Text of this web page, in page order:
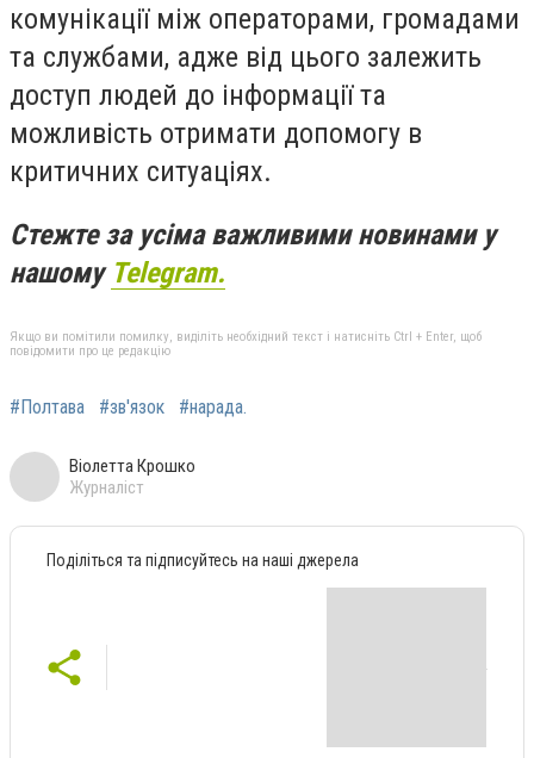
комунікації між операторами, громадами
та службами, адже від цього залежить
доступ людей до інформації та
можливість отримати допомогу в
критичних ситуаціях.
Стежте за усіма важливими новинами у
нашому Telegram.
Якщо ви помітили помилку, виділіть необхідний текст і натисніть Ctrl + Enter, щоб
повідомити про це редакцію
#Полтава #зв'язок #нарада.
Віолетта Крошко
Журналіст
Поділіться та підписуйтесь на наші джерела